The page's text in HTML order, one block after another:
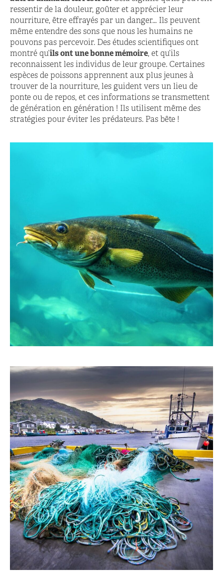
ressentir de la douleur, goûter et apprécier leur
nourriture, être effrayés par un danger… Ils peuvent
même entendre des sons que nous les humains ne
pouvons pas percevoir. Des études scientifiques ont
montré qu’ils ont une bonne mémoire, et qu’ils
reconnaissent les individus de leur groupe. Certaines
espèces de poissons apprennent aux plus jeunes à
trouver de la nourriture, les guident vers un lieu de
ponte ou de repos, et ces informations se transmettent
de génération en génération ! Ils utilisent même des
stratégies pour éviter les prédateurs. Pas bête !